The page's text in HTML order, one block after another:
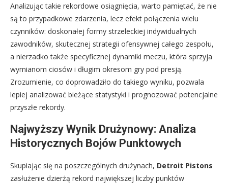
Analizując takie rekordowe osiągnięcia, warto pamiętać, że nie
są to przypadkowe zdarzenia, lecz efekt połączenia wielu
czynników: doskonałej formy strzeleckiej indywidualnych
zawodników, skutecznej strategii ofensywnej całego zespołu,
a nierzadko także specyficznej dynamiki meczu, która sprzyja
wymianom ciosów i długim okresom gry pod presją.
Zrozumienie, co doprowadziło do takiego wyniku, pozwala
lepiej analizować bieżące statystyki i prognozować potencjalne
przyszłe rekordy.
Najwyższy Wynik Drużynowy: Analiza
Historycznych Bojów Punktowych
Skupiając się na poszczególnych drużynach, Detroit Pistons
zasłużenie dzierżą rekord największej liczby punktów